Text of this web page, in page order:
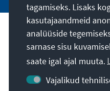
Meie missioon
Kontakt
tagamiseks. Lisaks
kasutajaandmeid
analüüside
sarnase sisu
saate igal ajal muuta.
Vajalikud